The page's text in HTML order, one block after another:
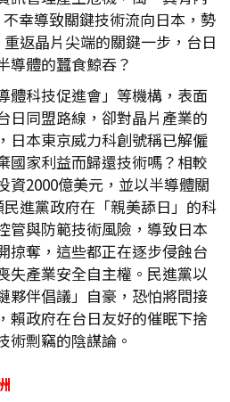
幸導致關鍵技術流向日本，勢
返晶片尖端的關鍵一步，台日
導體的蠶食鯨吞？
體科技促進會」等機構，表面
日同盟路線，卻對晶片產業的
日本東京威力科創號稱已解僱
國家利益而歸還技術嗎？相較
資2000億美元，並以半導體關
進黨政府在「親美舔日」的科
管與防範技術風險，導致日本
掠奪，這些都正在逐步侵蝕台
失產業安全自主權。民進黨以
夥伴倡議」自豪，恐怕將間接
賴政府在台日友好的催眠下捨
術剽竊的陰謀論。